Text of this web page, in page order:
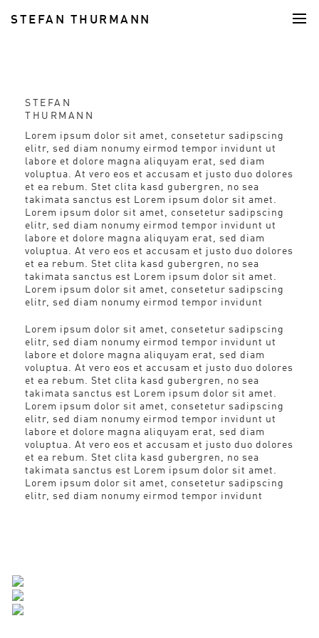
STEFAN THURMANN
FOOD
STEFAN
THURMANN
Lorem ipsum dolor sit amet, consetetur sadipscing
elitr, sed diam nonumy eirmod tempor invidunt ut
labore et dolore magna aliquyam erat, sed diam
voluptua. At vero eos et accusam et justo duo dolores
et ea rebum. Stet clita kasd gubergren, no sea
takimata sanctus est Lorem ipsum dolor sit amet.
Lorem ipsum dolor sit amet, consetetur sadipscing
elitr, sed diam nonumy eirmod tempor invidunt ut
labore et dolore magna aliquyam erat, sed diam
voluptua. At vero eos et accusam et justo duo dolores
et ea rebum. Stet clita kasd gubergren, no sea
takimata sanctus est Lorem ipsum dolor sit amet.
Lorem ipsum dolor sit amet, consetetur sadipscing
elitr, sed diam nonumy eirmod tempor invidunt
Lorem ipsum dolor sit amet, consetetur sadipscing
elitr, sed diam nonumy eirmod tempor invidunt ut
labore et dolore magna aliquyam erat, sed diam
voluptua. At vero eos et accusam et justo duo dolores
et ea rebum. Stet clita kasd gubergren, no sea
takimata sanctus est Lorem ipsum dolor sit amet.
Lorem ipsum dolor sit amet, consetetur sadipscing
elitr, sed diam nonumy eirmod tempor invidunt ut
labore et dolore magna aliquyam erat, sed diam
voluptua. At vero eos et accusam et justo duo dolores
et ea rebum. Stet clita kasd gubergren, no sea
takimata sanctus est Lorem ipsum dolor sit amet.
Lorem ipsum dolor sit amet, consetetur sadipscing
elitr, sed diam nonumy eirmod tempor invidunt